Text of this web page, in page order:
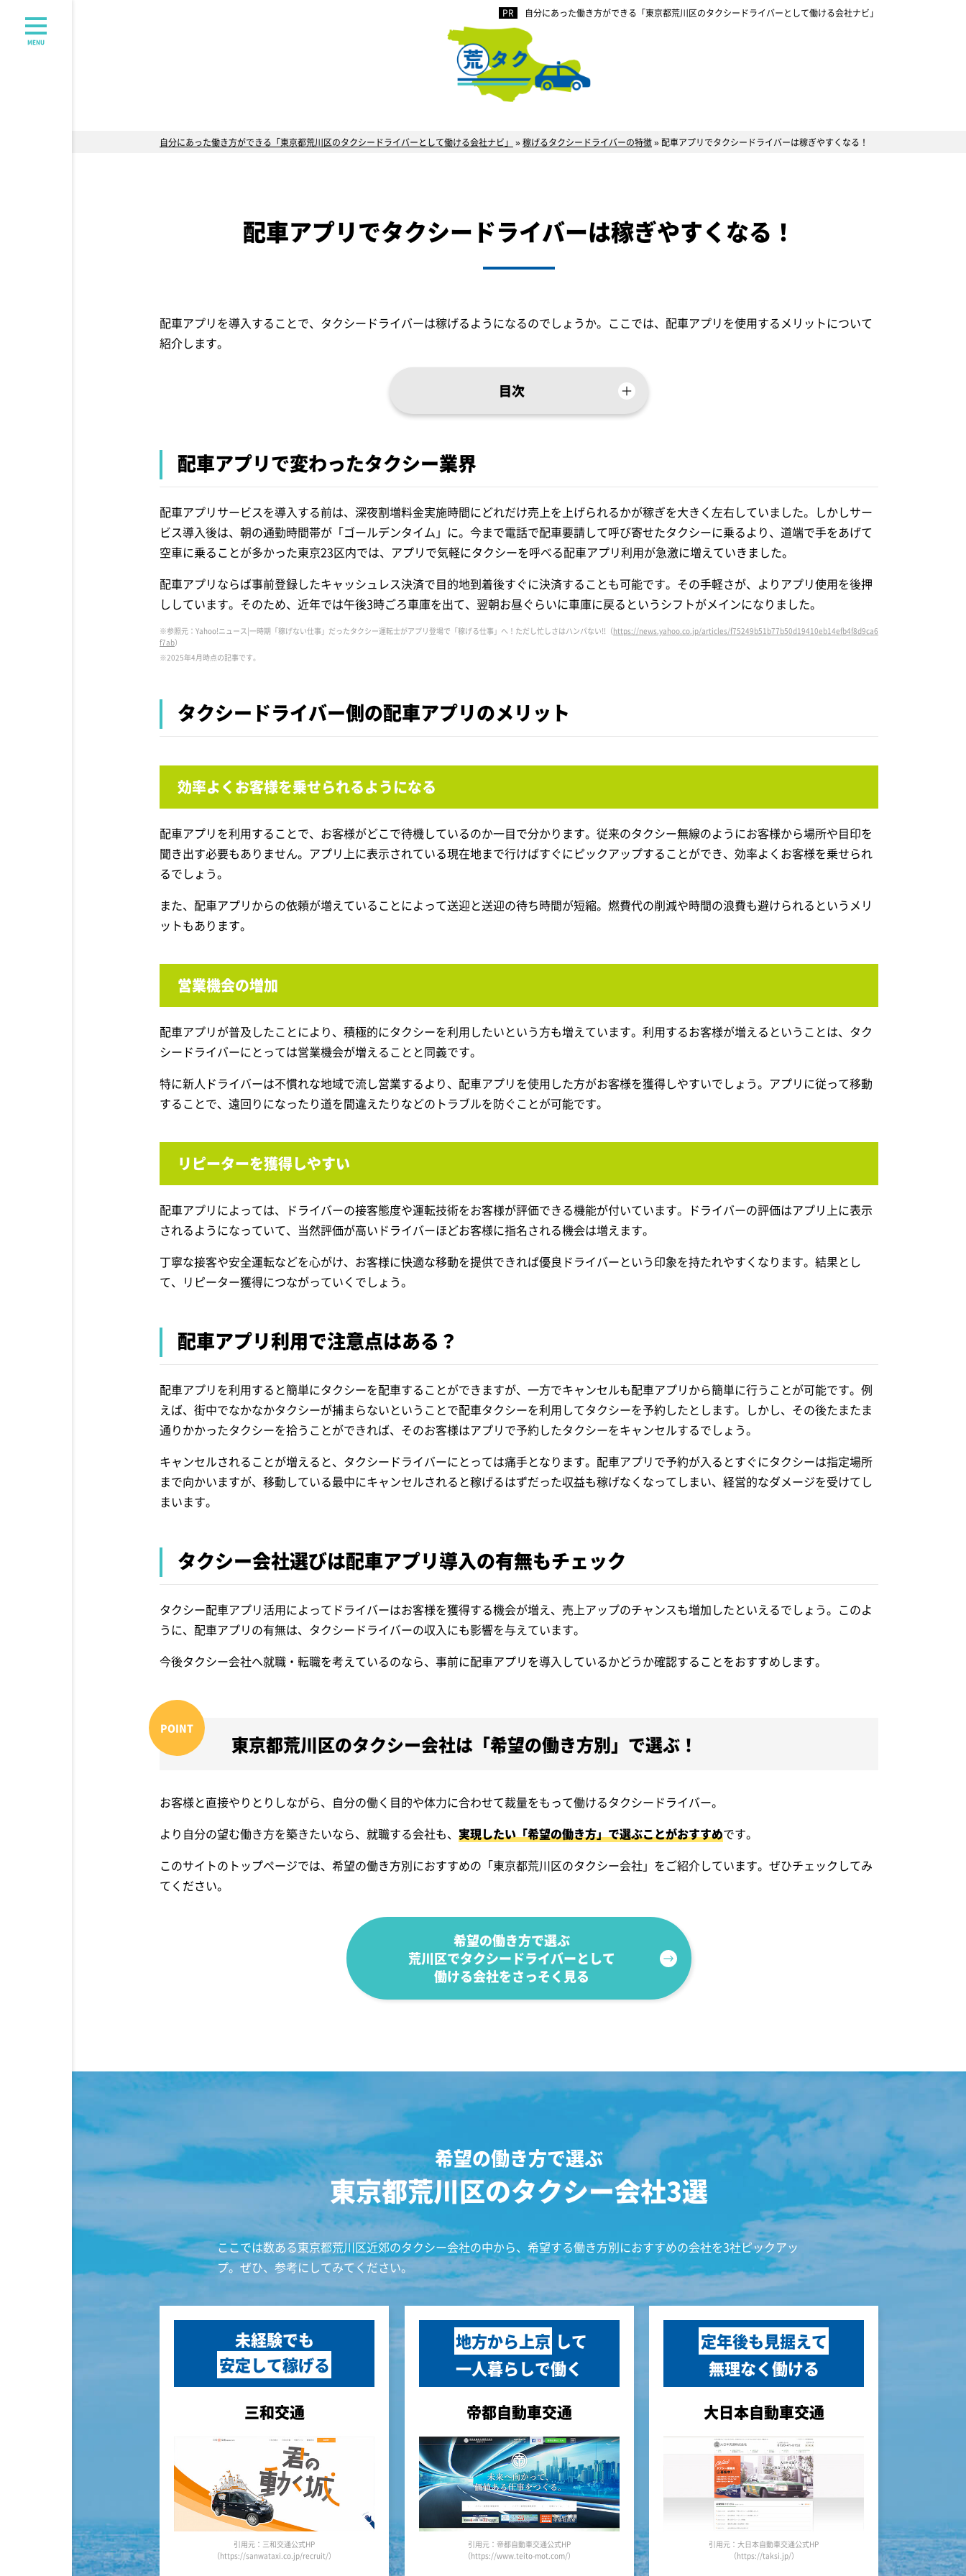
自分にあった働き方ができる「東京都荒川区のタクシードライバーとして働ける会社ナビ」
MENU
自分にあった働き方ができる「東京都荒川区のタクシードライバーとして働ける会社ナビ」 »稼げるタクシードライバーの特徴»配車アプリでタクシードライバーは稼ぎやすくなる！
配車アプリでタクシードライバーは稼ぎやすくなる！
配車アプリを導入することで、タクシードライバーは稼げるようになるのでしょうか。ここでは、配車アプリを使用するメリットについて
紹介します。
目次
配車アプリで変わったタクシー業界
配車アプリサービスを導入する前は、深夜割増料金実施時間にどれだけ売上を上げられるかが稼ぎを大きく左右していました。しかしサー
ビス導入後は、朝の通勤時間帯が「ゴールデンタイム」に。今まで電話で配車要請して呼び寄せたタクシーに乗るより、道端で手をあげて
空車に乗ることが多かった東京23区内では、アプリで気軽にタクシーを呼べる配車アプリ利用が急激に増えていきました。
配車アプリならば事前登録したキャッシュレス決済で目的地到着後すぐに決済することも可能です。その手軽さが、よりアプリ使用を後押
ししています。そのため、近年では午後3時ごろ車庫を出て、翌朝お昼ぐらいに車庫に戻るというシフトがメインになりました。
※参照元：Yahoo!ニュース|一時期「稼げない仕事」だったタクシー運転士がアプリ登場で「稼げる仕事」へ！ただし忙しさはハンパない!!（https://news.yahoo.co.jp/articles/f75249b51b77b50d19410eb14efb4f8d9ca6
f7ab）
※2025年4月時点の記事です。
タクシードライバー側の配車アプリのメリット
効率よくお客様を乗せられるようになる
配車アプリを利用することで、お客様がどこで待機しているのか一目で分かります。従来のタクシー無線のようにお客様から場所や目印を
聞き出す必要もありません。アプリ上に表示されている現在地まで行けばすぐにピックアップすることができ、効率よくお客様を乗せられ
るでしょう。
また、配車アプリからの依頼が増えていることによって送迎と送迎の待ち時間が短縮。燃費代の削減や時間の浪費も避けられるというメリ
ットもあります。
営業機会の増加
配車アプリが普及したことにより、積極的にタクシーを利用したいという方も増えています。利用するお客様が増えるということは、タク
シードライバーにとっては営業機会が増えることと同義です。
特に新人ドライバーは不慣れな地域で流し営業するより、配車アプリを使用した方がお客様を獲得しやすいでしょう。アプリに従って移動
することで、遠回りになったり道を間違えたりなどのトラブルを防ぐことが可能です。
リピーターを獲得しやすい
配車アプリによっては、ドライバーの接客態度や運転技術をお客様が評価できる機能が付いています。ドライバーの評価はアプリ上に表示
されるようになっていて、当然評価が高いドライバーほどお客様に指名される機会は増えます。
丁寧な接客や安全運転などを心がけ、お客様に快適な移動を提供できれば優良ドライバーという印象を持たれやすくなります。結果とし
て、リピーター獲得につながっていくでしょう。
配車アプリ利用で注意点はある？
配車アプリを利用すると簡単にタクシーを配車することができますが、一方でキャンセルも配車アプリから簡単に行うことが可能です。例
えば、街中でなかなかタクシーが捕まらないということで配車タクシーを利用してタクシーを予約したとします。しかし、その後たまたま
通りかかったタクシーを拾うことができれば、そのお客様はアプリで予約したタクシーをキャンセルするでしょう。
キャンセルされることが増えると、タクシードライバーにとっては痛手となります。配車アプリで予約が入るとすぐにタクシーは指定場所
まで向かいますが、移動している最中にキャンセルされると稼げるはずだった収益も稼げなくなってしまい、経営的なダメージを受けてし
まいます。
タクシー会社選びは配車アプリ導入の有無もチェック
タクシー配車アプリ活用によってドライバーはお客様を獲得する機会が増え、売上アップのチャンスも増加したといえるでしょう。このよ
うに、配車アプリの有無は、タクシードライバーの収入にも影響を与えています。
今後タクシー会社へ就職・転職を考えているのなら、事前に配車アプリを導入しているかどうか確認することをおすすめします。
東京都荒川区のタクシー会社は 「希望の働き方別」で選ぶ！
お客様と直接やりとりしながら、自分の働く目的や体力に合わせて裁量をもって働けるタクシードライバー。
より自分の望む働き方を築きたいなら、就職する会社も、 実現したい「希望の働き方」で選ぶことがおすすめです。
このサイトのトップページでは、希望の働き方別におすすめの「東京都荒川区のタクシー会社」をご紹介しています。ぜひチェックしてみ
てください。
希望の働き方で選ぶ
荒川区でタクシードライバーとして
働ける会社をさっそく見る
希望の働き方で選ぶ
東京都荒川区のタクシー会社3選
ここでは数ある東京都荒川区近郊のタクシー会社の中から、希望する働き方別におすすめの会社を3社ピックアッ
プ。ぜひ、参考にしてみてください。
未経験でも
安定して稼げる
三和交通
引用元：三和交通公式HP
（https://sanwataxi.co.jp/recruit/）
地方から上京 して
一人暮らしで働く
帝都自動車交通
引用元：帝都自動車交通公式HP
（https://www.teito-mot.com/）
定年後も見据えて
無理なく働ける
大日本自動車交通
引用元：大日本自動車交通公式HP
（https://taksi.jp/）